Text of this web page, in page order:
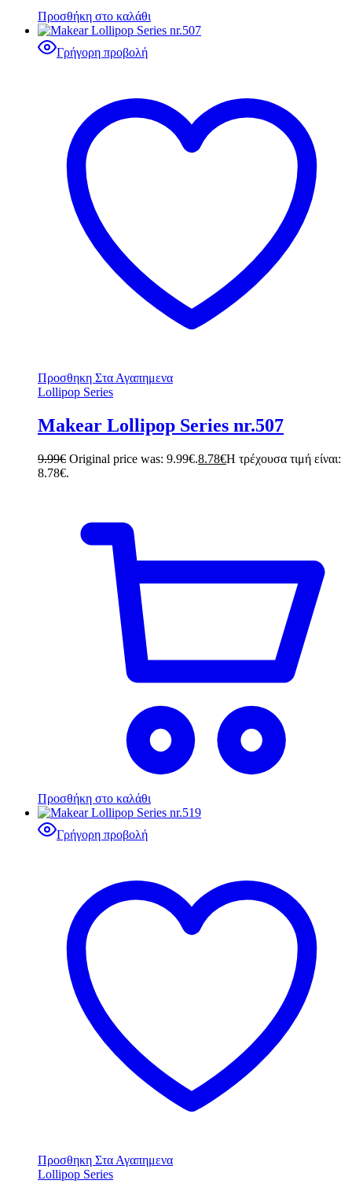
Προσθήκη στο καλάθι
Γρήγορη προβολή
Προσθηκη Στα Αγαπημενα
Lollipop Series
Makear Lollipop Series nr.507
9.99€ Original price was: 9.99€.8.78€Η τρέχουσα τιμή είναι:
8.78€.
Προσθήκη στο καλάθι
Γρήγορη προβολή
Προσθηκη Στα Αγαπημενα
Lollipop Series